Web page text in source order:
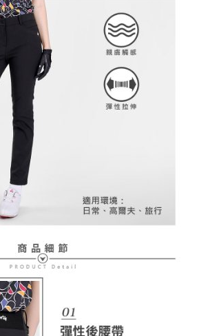
，可選擇「超商條碼／台灣大直營門市／銀行轉
」等通路繳費。
股份有限公司」（以下簡稱本公司）所提供，讓
務購買商品或服務，並由商店將買賣／分期付款
，依約使用本公司帳單繳交帳款。
付你分期」之契約關係目的，商店將以您的個人
址）提供予台灣大哥大進項蒐集、處理及利用，
帳單所需資料之確認、核對及更正。
以下連結：
確認金額後，即可完成結帳。
收到繳費通知簡訊。
天內，點擊此簡訊中的連結，可透過四大超商／
式進行付款，方視為交易完成。
下不需立刻繳費，但若您需要取消訂單，請聯絡
同意取消之訂單仍視為有效，需透過AFTEE先享
先享後付 」之結帳頁面顯示為準，若有關於
消欲退款等相關疑問，請聯繫「AFTEE先享後付
support/home
限公司提供之「AFTEE先享後付」服務完成之交
內提供個人資料，並將交易相關給付款項請求債
公司。
，請瀏覽以下網址：
徵得法定代理人或監護人之同意方可使用
」時，將依據個別帳號之用戶狀況，依本公司即
；若仍有額度不足之情形，本公司將視審查結果
或使用他人資訊註冊。若發現惡意使用之情形，
權停止該用戶之使用額度並採取法律行動。